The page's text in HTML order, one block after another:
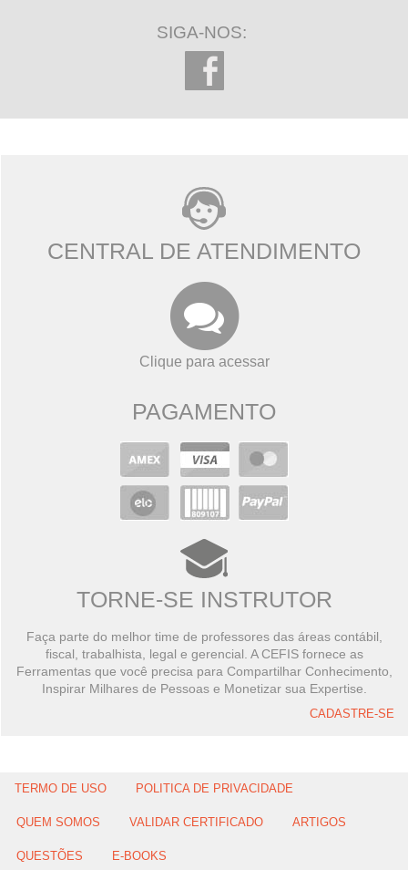
SIGA-NOS:
CENTRAL DE ATENDIMENTO
Clique para acessar
PAGAMENTO
TORNE-SE INSTRUTOR
Faça parte do melhor time de professores das áreas contábil,
fiscal, trabalhista, legal e gerencial. A CEFIS fornece as
Ferramentas que você precisa para Compartilhar Conhecimento,
Inspirar Milhares de Pessoas e Monetizar sua Expertise.
CADASTRE-SE
TERMO DE USO POLITICA DE PRIVACIDADE
QUEM SOMOS VALIDAR CERTIFICADO ARTIGOS
QUESTÕES E-BOOKS